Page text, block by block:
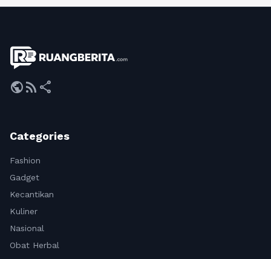
publicrss_feed share
Categories
Fashion
Gadget
Kecantikan
Kuliner
Nasional
Obat Herbal